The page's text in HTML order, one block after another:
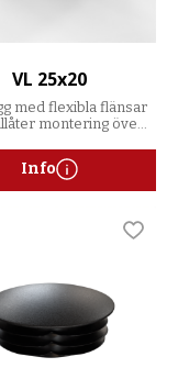
VL 25x20
med flexibla flänsar
montering över
Info